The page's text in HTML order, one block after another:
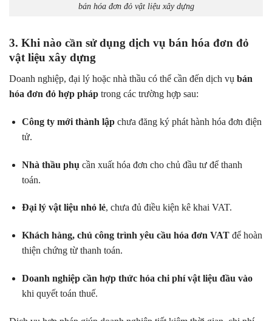
bán hóa đơn đỏ vật liệu xây dựng
3. Khi nào cần sử dụng dịch vụ bán hóa đơn đỏ
vật liệu xây dựng
Doanh nghiệp, đại lý hoặc nhà thầu có thể cần đến dịch vụ bán
hóa đơn đỏ hợp pháp trong các trường hợp sau:
Công ty mới thành lậpchưa đăng ký phát hành hóa đơn điện
tử.
Nhà thầu phụ cần xuất hóa đơn cho chủ đầu tư để thanh
toán.
Đại lý vật liệu nhỏ lẻ, chưa đủ điều kiện kê khai VAT.
Khách hàng, chủ công trình yêu cầu hóa đơn VATđể hoàn
thiện chứng từ thanh toán.
Doanh nghiệp cần hợp thức hóa chi phí vật liệu đầu vào
khi quyết toán thuế.